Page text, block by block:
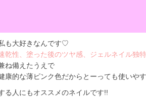
も大好きなんです♡
乾性、塗った後のツヤ感、ジェルネイル独
ね備えたうえで
康的な薄ピンク色だからとーっても使いや
る人にもオススメのネイルです!!